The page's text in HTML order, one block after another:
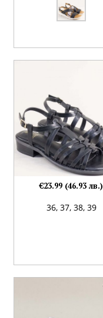
36, 37, 38, 39
€23.99 (46.93 лв.)